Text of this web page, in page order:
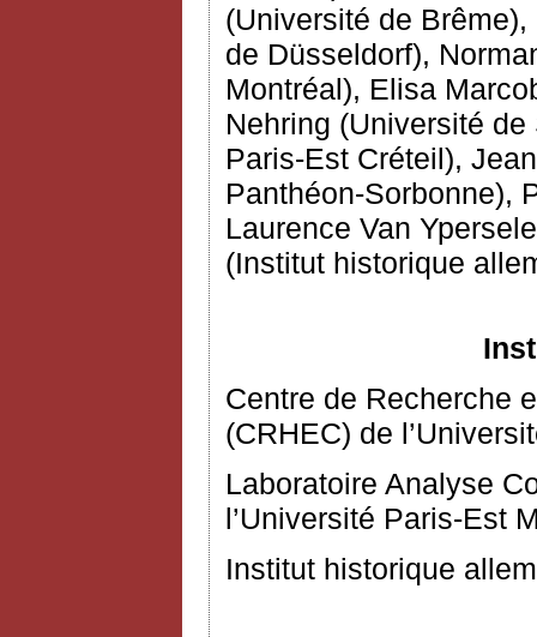
(Université de
de Düsseldorf),
Montréal), Elisa
Nehring (Université
Paris-Est Créteil),
Panthéon-Sorbonne),
Laurence Van
(Institut historique
Centre de Recherche
(CRHEC) de
Laboratoire Analyse
l’Université Paris-Est
Institut historique